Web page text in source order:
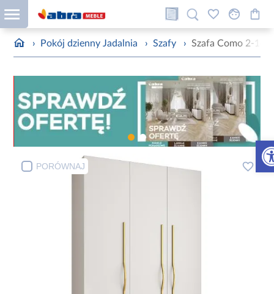
› Pokój dzienny Jadalnia › Szafy › Szafa Como 2-140
PORÓWNAJ